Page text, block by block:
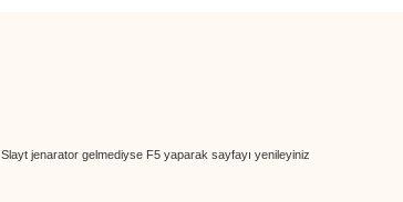
Slayt jenarator gelmediyse F5 yaparak sayfayı yenileyiniz